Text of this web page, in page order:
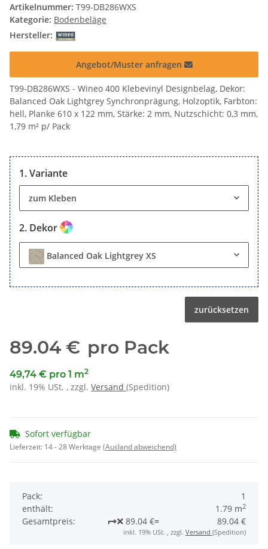
Artikelnummer: T99-DB286WXS
Kategorie: Bodenbeläge
Hersteller:
Angebot/Muster anfragen
T99-DB286WXS - Wineo 400 Klebevinyl Designbelag, Dekor:
Balanced Oak Lightgrey Synchronprägung, Holzoptik, Farbton:
hell, Planke 610 x 122 mm, Stärke: 2 mm, Nutzschicht: 0,3 mm,
1,79 m² p/ Pack
Variante
zum Kleben
Dekor
Balanced Oak Lightgrey XS
zurücksetzen
89.04 € pro Pack
49,74 € pro 1 m2
inkl. 19% USt. , zzgl. Versand (Spedition)
Sofort verfügbar
Lieferzeit: 14 - 28 Werktage (Ausland abweichend)
Pack:
enthält:
1
1.79 m2
Gesamtpreis: 89.04 €= 89.04 €
inkl. 19% USt. , zzgl. Versand (Spedition)